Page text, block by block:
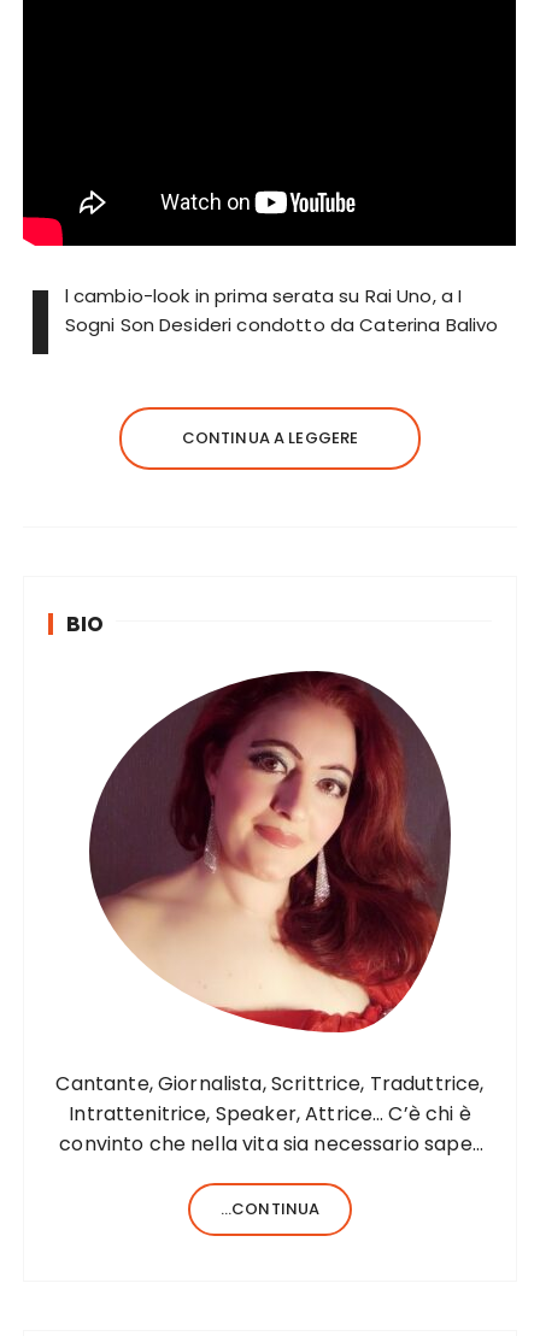
I
l cambio-look in prima serata su Rai Uno, a I
Sogni Son Desideri condotto da Caterina Balivo
CONTINUA A LEGGERE
BIO
Cantante, Giornalista, Scrittrice, Traduttrice,
Intrattenitrice, Speaker, Attrice… C’è chi è
convinto che nella vita sia necessario saper
forse anche perché aiutato da una fortunata
formula del codice genetico, di cose ne…
...CONTINUA